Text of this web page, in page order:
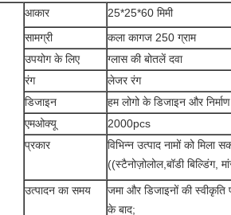
आकार
25*25*60 मिमी
सामग्री
कला कागज 250 ग्राम
उपयोग के लिए
ग्लास की बोतलें दवा
रंग
लेजर रंग
डिजाइन
हम लोगो के डिजाइन और
एमओक्यू
2000pcs
प्रकार
विभिन्न उत्पाद नामों को मिला
((स्टैनोज़ोलोल,बॉडी बिल्डिंग,
उत्पादन का समय
जमा और डिजाइनों की स्वीकृति
के बाद;